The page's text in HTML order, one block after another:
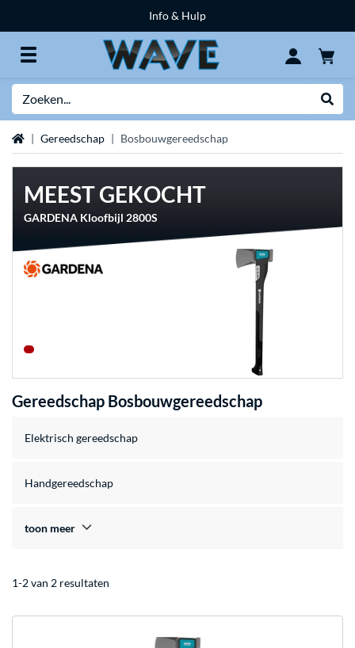
Info & Hulp
HomeGereedschap Bosbouwgereedschap
MEEST GEKOCHT
GARDENA Kloofbijl 2800S
Gereedschap Bosbouwgereedschap
Elektrisch gereedschap
Handgereedschap
toon meer
1-2 van 2 resultaten